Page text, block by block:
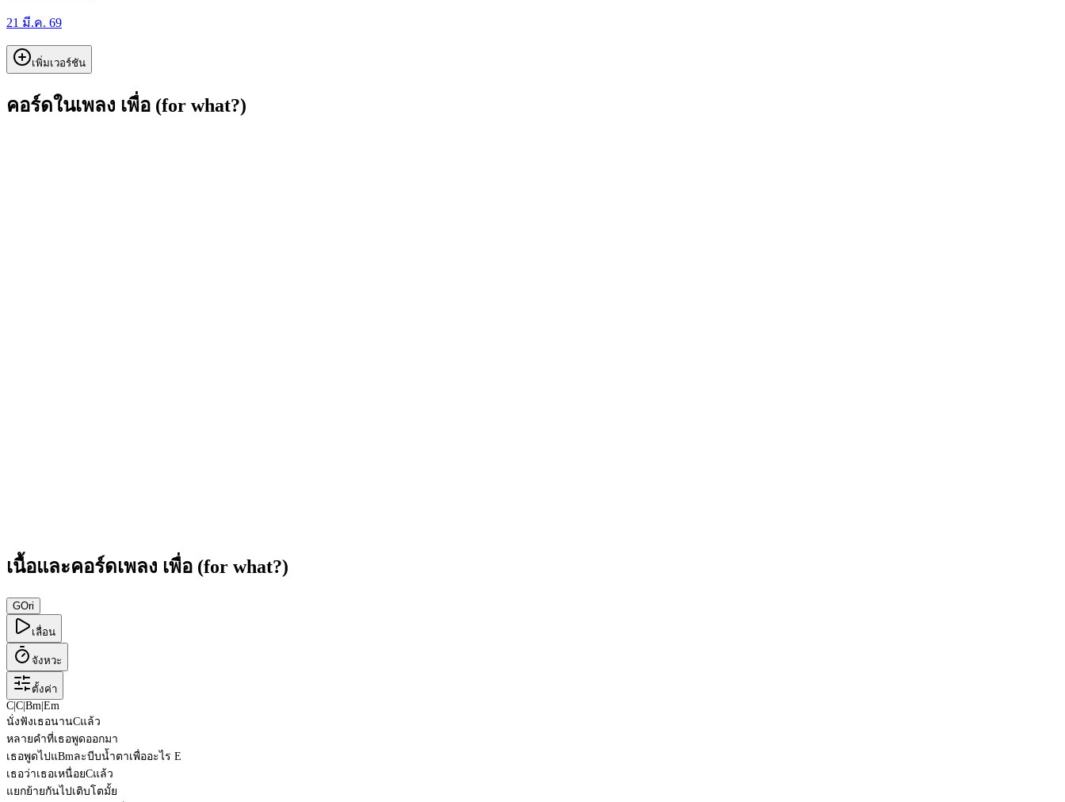
21 มี.ค. 69
เพิ่มเวอร์ชัน
คอร์ดในเพลง เพื่อ (for what?)
เนื้อและคอร์ดเพลง เพื่อ (for what?)
GOri
เลื่อน
จังหวะ
ตั้งค่า
C C Bm Em
นั่งฟังเธอนานCแล้ว
หลายคำที่เธอพูดออกมา
เธอพูดไปแBmละบีบน้ำตาเพื่ออะไร E
เธอว่าเธอเหนื่อยCแล้ว
แยกย้ายกันไปเติบโตมั้ย